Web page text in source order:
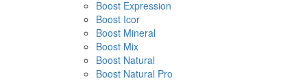
Boost Expression
Boost Icor
Boost Mineral
Boost Mix
Boost Natural
Boost Natural Pro